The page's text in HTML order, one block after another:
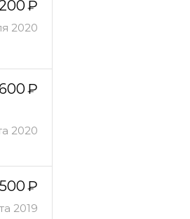
200
2020
2020
500
2019